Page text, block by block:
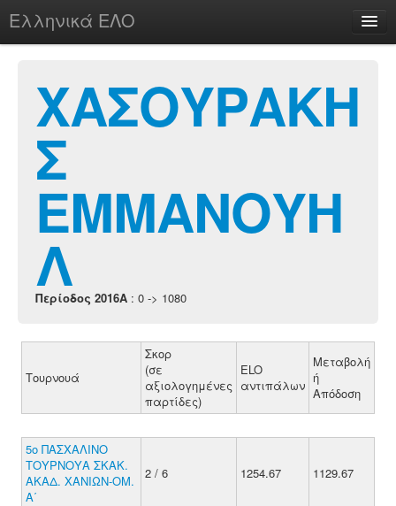
Ελληνικά ΕΛΟ
chesstu.be @ discord
Login
ΧΑΣΟΥΡΑΚΗ
Σ
ΕΜΜΑΝΟΥΗ
Λ
Περίοδος 2016A : 0 -> 1080
Τουρνουά
Σκορ
(σε
αξιολογημένες
παρτίδες)
ELO
αντιπάλων
Μεταβολή
ή
Απόδοση
5ο ΠΑΣΧΑΛΙΝΟ
ΤΟΥΡΝΟΥΑ ΣΚΑΚ.
ΑΚΑΔ. ΧΑΝΙΩΝ-ΟΜ.
A΄
2 / 6 1254.67 1129.67